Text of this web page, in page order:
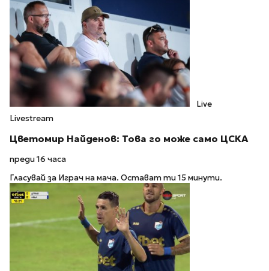
Live
Livestream
Цветомир Найденов: Това го може само ЦСКА
преди 16 часа
Гласувай за Играч на мача. Остават ти 15 минути.